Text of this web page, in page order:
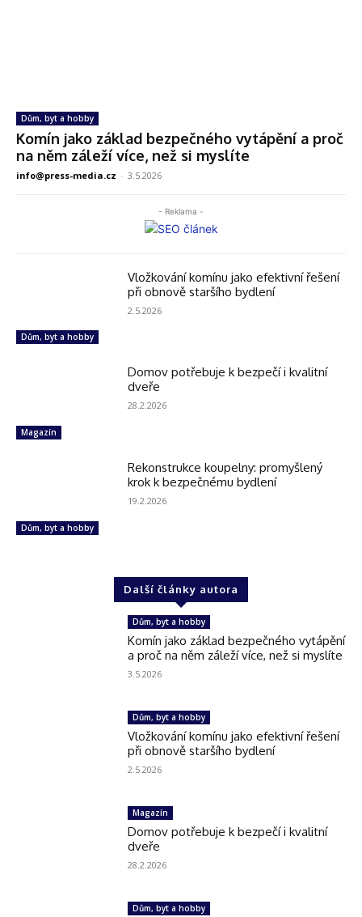
Dům, byt a hobby
Komín jako základ bezpečného vytápění a proč
na něm záleží více, než si myslíte
info@press-media.cz - 3.5.2026
- Reklama -
Dům, byt a hobby
Vložkování komínu jako efektivní řešení
při obnově staršího bydlení
2.5.2026
Magazín
Domov potřebuje k bezpečí i kvalitní
dveře
28.2.2026
Dům, byt a hobby
Rekonstrukce koupelny: promyšlený
krok k bezpečnému bydlení
19.2.2026
Další články autora
Dům, byt a hobby
Komín jako základ bezpečného vytápění
a proč na něm záleží více, než si myslíte
3.5.2026
Dům, byt a hobby
Vložkování komínu jako efektivní řešení
při obnově staršího bydlení
2.5.2026
Magazín
Domov potřebuje k bezpečí i kvalitní
dveře
28.2.2026
Dům, byt a hobby